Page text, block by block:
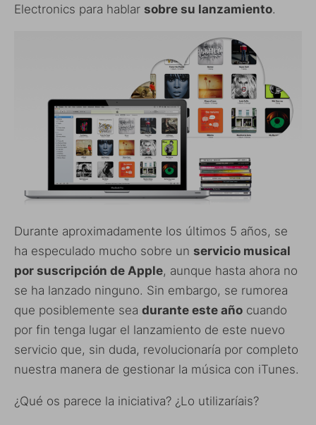
Electronics para hablar sobre su lanzamiento.
Durante aproximadamente los últimos 5 años, se
ha especulado mucho sobre un servicio musical
por suscripción de Apple, aunque hasta ahora no
se ha lanzado ninguno. Sin embargo, se rumorea
que posiblemente sea durante este año cuando
por fin tenga lugar el lanzamiento de este nuevo
servicio que, sin duda, revolucionaría por completo
nuestra manera de gestionar la música con iTunes.
¿Qué os parece la iniciativa? ¿Lo utilizaríais?